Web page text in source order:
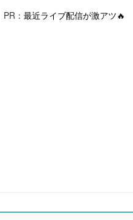
PR： 最近ライブ配信が激アツ🔥